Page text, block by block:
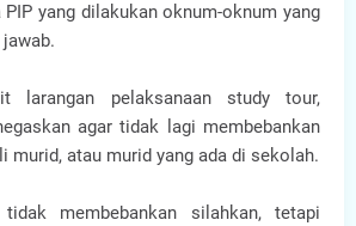
yang dilakukan oknum-oknum yang
larangan pelaksanaan study tour,
agar tidak lagi membebankan
murid, atau murid yang ada di sekolah.
membebankan silahkan, tetapi